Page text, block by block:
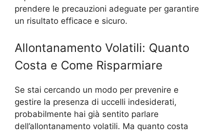
prendere le precauzioni adeguate per garantire
un risultato efficace e sicuro.
Allontanamento Volatili: Quanto
Costa e Come Risparmiare
Se stai cercando un modo per prevenire e
gestire la presenza di uccelli indesiderati,
probabilmente hai già sentito parlare
dell’allontanamento volatili. Ma quanto costa